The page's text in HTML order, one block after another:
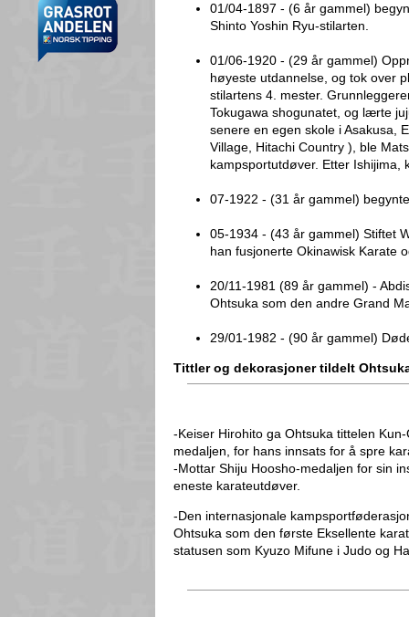
01/04-1897 - (6 år gammel)
Shinto Yoshin Ryu-stilarten.
01/06-1920 - (29 år gammel)
høyeste utdannelse, og tok over
stilartens 4. mester.
Tokugawa shogunatet, og lærte
senere en egen skole i Asakusa,
Village, Hitachi Country ), ble
kampsportutdøver. Etter Ishijima,
07-1922 - (31 år gammel)
05-1934 - (43 år gammel) Stiftet
han fusjonerte Okinawisk Karate
20/11-1981 (89 år gammel) -
Ohtsuka som den andre Grand
29/01-1982 - (90 år gammel)
Tittler og dekorasjoner tildelt
-Keiser Hirohito ga Ohtsuka tittelen
medaljen, for hans innsats for å spre
-Mottar Shiju Hoosho-medaljen for sin
eneste karateutdøver.
-Den internasjonale
Ohtsuka som den første Eksellente
statusen som Kyuzo Mifune i Judo og